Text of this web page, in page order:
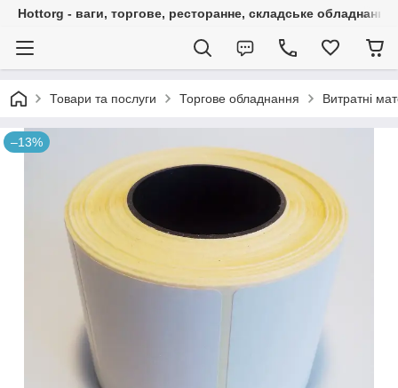
Hottorg - ваги, торгове, ресторанне, складське обладнання
Товари та послуги Торгове обладнання Витратні
–13%